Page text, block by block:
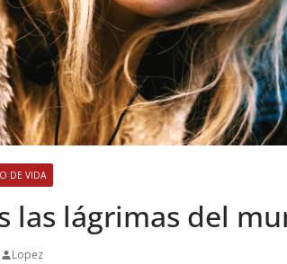
DE VIDA
las lágrimas del
Lopez